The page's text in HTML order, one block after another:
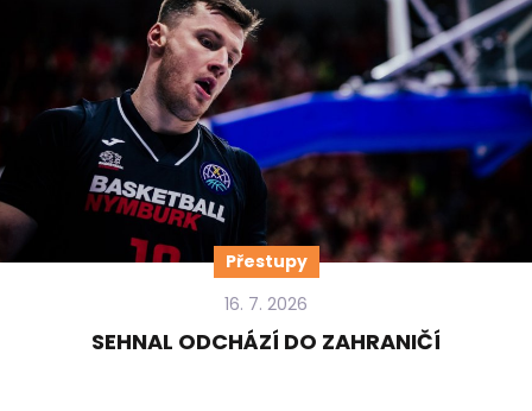
Přestupy
16. 7. 2026
SEHNAL ODCHÁZÍ DO ZAHRANIČÍ